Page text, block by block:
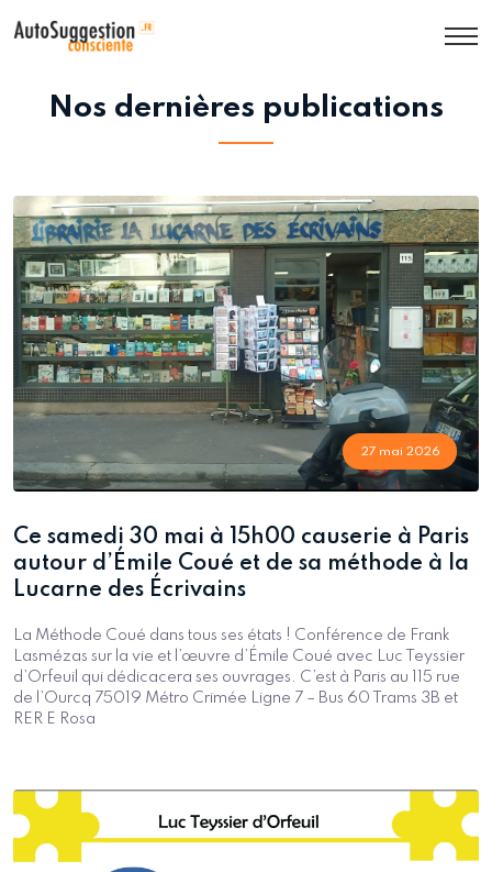
Nos dernières publications
27 mai 2026
Ce samedi 30 mai à 15h00 causerie à Paris
autour d’Émile Coué et de sa méthode à la
Lucarne des Écrivains
La Méthode Coué dans tous ses états ! Conférence de Frank
Lasmézas sur la vie et l’œuvre d’Émile Coué avec Luc Teyssier
d’Orfeuil qui dédicacera ses ouvrages. C’est à Paris au 115 rue
de l’Ourcq 75019 Métro Crimée Ligne 7 – Bus 60 Trams 3B et
RER E Rosa